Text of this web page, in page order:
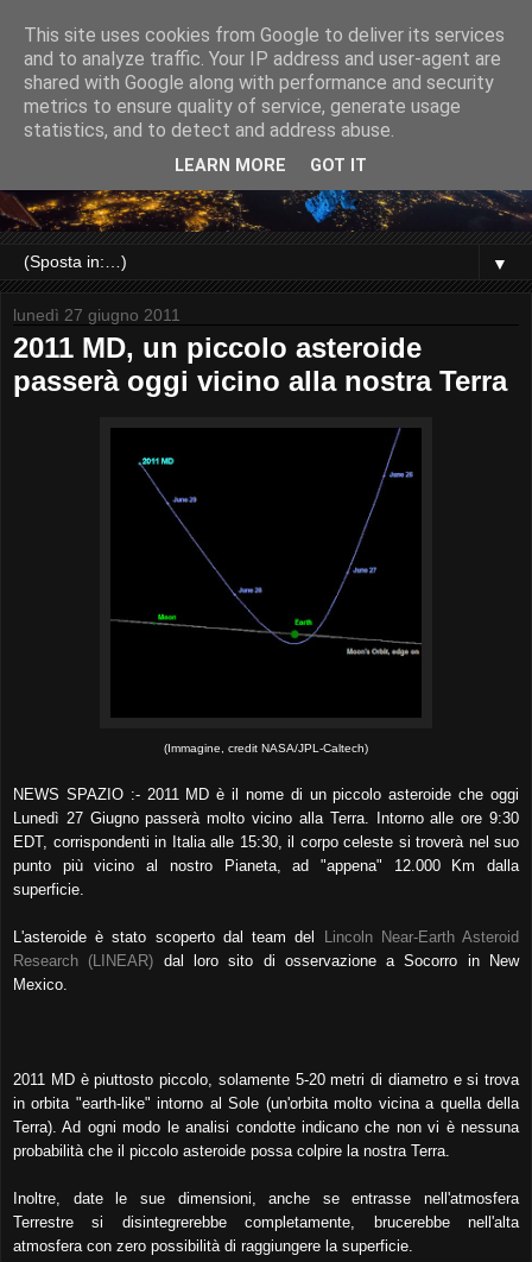
▼
lunedì 27 giugno 2011
2011 MD, un piccolo asteroide
passerà oggi vicino alla nostra Terra
(Immagine, credit NASA/JPL-Caltech)
NEWS SPAZIO :- 2011 MD è il nome di un piccolo asteroide che oggi
Lunedì 27 Giugno passerà molto vicino alla Terra. Intorno alle ore 9:30
EDT, corrispondenti in Italia alle 15:30, il corpo celeste si troverà nel suo
punto più vicino al nostro Pianeta, ad "appena" 12.000 Km dalla
superficie.
L'asteroide è stato scoperto dal team del
Lincoln Near-Earth Asteroid
Research (LINEAR) dal loro sito di osservazione a Socorro in New
Mexico.
2011 MD è piuttosto piccolo, solamente 5-20 metri di diametro e si trova
in orbita "earth-like" intorno al Sole (un'orbita molto vicina a quella della
Terra). Ad ogni modo le analisi condotte indicano che non vi è nessuna
probabilità che il piccolo asteroide possa colpire la nostra Terra.
Inoltre, date le sue dimensioni, anche se entrasse nell'atmosfera
Terrestre si disintegrerebbe completamente, brucerebbe nell'alta
atmosfera con zero possibilità di raggiungere la superficie.
This site uses cookies from Google to deliver its services
and to analyze traffic. Your IP address and user-agent are
shared with Google along with performance and security
metrics to ensure quality of service, generate usage
statistics, and to detect and address abuse.
LEARN MORE GOT IT